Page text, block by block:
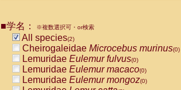
AtelidaeAlouatta seniculus
AtelidaeAteles belzebuth
AtelidaeAteles geoffroyi
AtelidaeAteles paniscus(0)
AtelidaeAtelesspp. (0)
AtelidaeLagothrix lagothricha
AtelidaeLagothrix lagothricha cana
PitheciidaeCacajao calvus
■学名： ※複数選択可・or検索
All species(2)
Cheirogaleidae Microcebus murinus(0)
Lemuridae Eulemur fulvus(0)
Lemuridae Eulemur macaco(0)
Lemuridae Eulemur mongoz(0)